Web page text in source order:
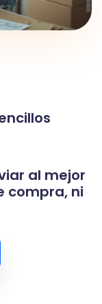
al mejor
compra, ni